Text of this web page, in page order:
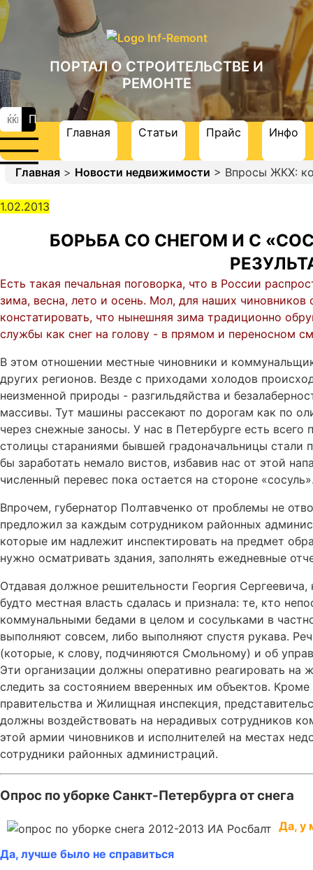
ПОРТАЛ О СТРОИТЕЛЬСТВЕ И
РЕМОНТЕ
Главная Статьи Прайс Инфо
Главная > Новости недвижимости > Впросы ЖКХ:
1.02.2013
БОРЬБА СО СНЕГОМ И С
Есть такая печальная поговорка, что в России
зима, весна, лето и осень. Мол, для наших
констатировать, что нынешняя зима традиционно
службы как снег на голову - в прямом и переносном
В этом отношении местные чиновники и
других регионов. Везде с приходами холодов
неизменной природы - разгильдяйства и
массивы. Тут машины рассекают по дорогам как по
через снежные заносы. У нас в Петербурге есть
столицы стараниями бывшей градоначальницы стали
бы заработать немало вистов, избавив нас от этой
численный перевес пока остается на стороне
Впрочем, губернатор Полтавченко от проблемы не
предложил за каждым сотрудником районных
которые им надлежит инспектировать на предмет
нужно осматривать здания, заполнять ежедневные
Отдавая должное решительности Георгия Сергеевича,
будто местная власть сдалась и признала: те, кто
коммунальными бедами в целом и сосульками в
выполняют совсем, либо выполняют спустя рукава.
(которые, к слову, подчиняются Смольному) и об
Эти организации должны оперативно реагировать на
следить за состоянием вверенных им объектов.
правительства и Жилищная инспекция,
должны воздействовать на нерадивых сотрудников
этой армии чиновников и исполнителей на местах
сотрудники районных администраций.
Опрос по уборке Санкт-Петербурга от снега
Да, у
Да, лучше было не справиться